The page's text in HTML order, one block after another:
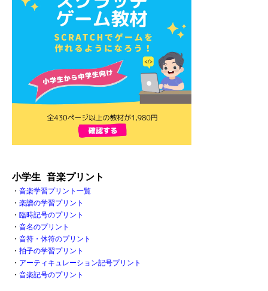
小学生 音楽プリント
・ 音楽学習プリント一覧
・ 楽譜の学習プリント
・ 臨時記号のプリント
・ 音名のプリント
・ 音符・休符のプリント
・ 拍子の学習プリント
・ アーティキュレーション記号プリント
・ 音楽記号のプリント